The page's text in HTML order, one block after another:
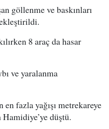
göllenme ve baskınları
8 araç da hasar
ve yaralanma
fazla yağışı metrekareye
düştü.